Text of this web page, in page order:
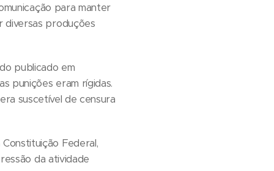
para manter
diversas produções
publicado em
punições eram rígidas.
suscetível de censura
Federal,
da atividade